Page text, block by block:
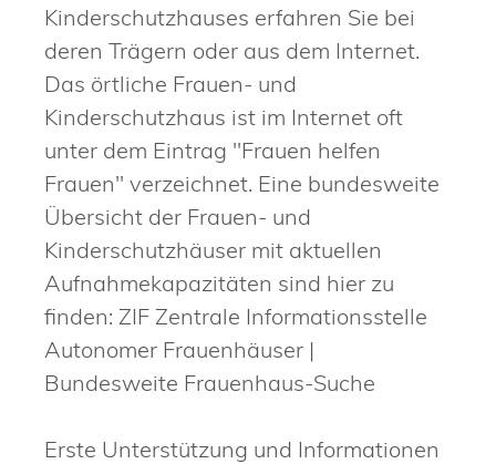
Kinderschutzhauses erfahren Sie bei
deren Trägern oder aus dem Internet.
Das örtliche Frauen- und
Kinderschutzhaus ist im Internet oft
unter dem Eintrag "Frauen helfen
Frauen" verzeichnet. Eine bundesweite
Übersicht der Frauen- und
Kinderschutzhäuser mit aktuellen
Aufnahmekapazitäten sind hier zu
finden: ZIF Zentrale Informationsstelle
Autonomer Frauenhäuser |
Bundesweite Frauenhaus-Suche
Erste Unterstützung und Informationen